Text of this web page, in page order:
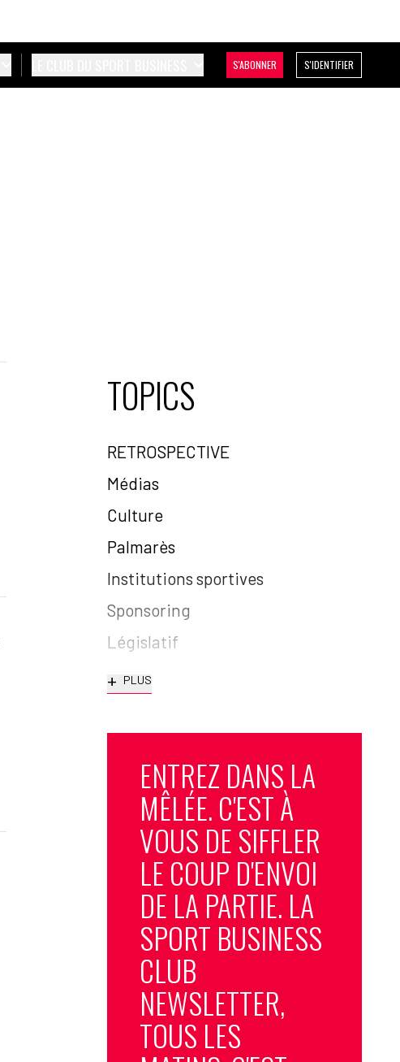
S'ABONNER S'IDENTIFIER
TOPICS
RETROSPECTIVE
Médias
Culture
Palmarès
Institutions sportives
Sponsoring
Législatif
+ PLUS
ENTREZ DANS LA
MÊLÉE. C'EST À
VOUS DE SIFFLER
LE COUP D'ENVOI
DE LA PARTIE. LA
SPORT BUSINESS
CLUB
NEWSLETTER,
TOUS LES